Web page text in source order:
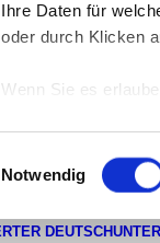
Ihre Daten für
oder durch Klicken
Wenn Sie es
Ihr Gerät
Erfahren Sie mehr
Präferenzen im
Einwilligungsauswahl
Notwendig
in den
V -